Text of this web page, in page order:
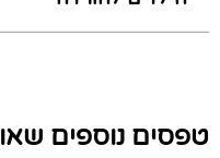
טפסים נוספים